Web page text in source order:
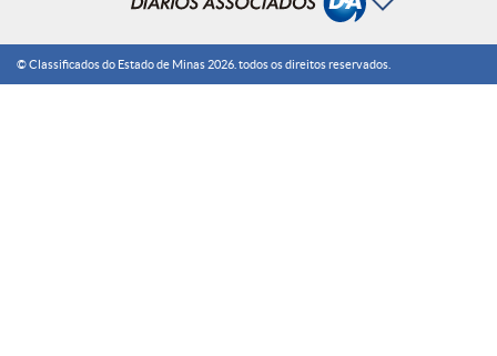
© Classificados do Estado de Minas 2026 . todos os direitos reservados.